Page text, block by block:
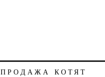
ПРОДАЖА КОТЯТ